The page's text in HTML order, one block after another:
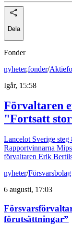
Dela
Fonder
nyheter,fonder/
Igår, 15:58
Förvaltaren
"Fortsatt
Lancelot Sverige
Rapportvinnarna
förvaltaren Erik
nyheter/Försvarsbolag
6 augusti, 17:03
förutsättningar”